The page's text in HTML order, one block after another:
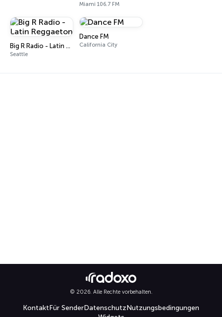
Miami 106.7 FM
Big R Radio - Latin Reggaeton
Seattle
Dance FM
California City
© 2026. Alle Rechte vorbehalten.
KontaktFür SenderDatenschutzNutzungsbedingungen